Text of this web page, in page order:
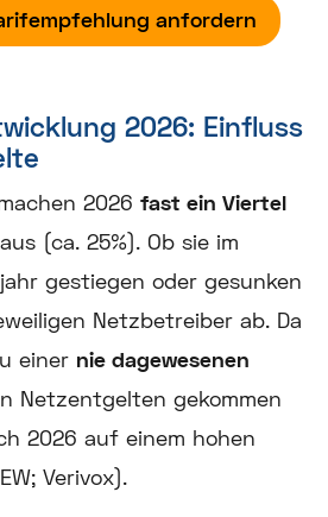
anfordern
2026: Einfluss
2026 fast ein Viertel
aus (ca. 25%). Ob sie im
gestiegen oder gesunken
Netzbetreiber ab. Da
einer nie dagewesenen
Netzentgelten gekommen
2026 auf einem hohen
Verivox).